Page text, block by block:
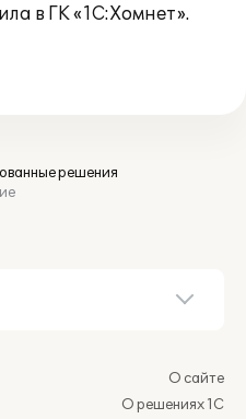
в ГК «1С:Хомнет».
решения
О сайте
О решениях 1С